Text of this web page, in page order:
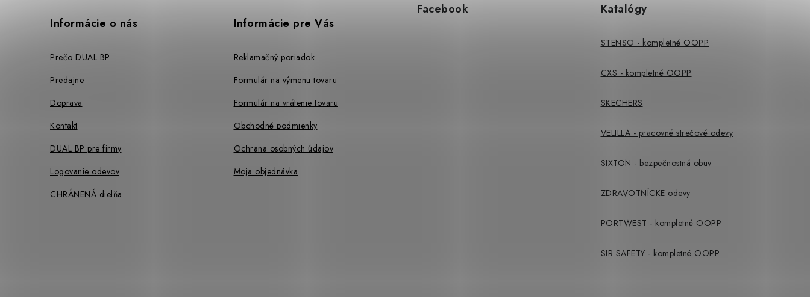
Informácie o nás
Prečo DUAL BP
Predajne
Doprava
Kontakt
DUAL BP pre firmy
Logovanie odevov
CHRÁNENÁ dielňa
Informácie pre Vás
Reklamačný poriadok
Formulár na výmenu tovaru
Formulár na vrátenie tovaru
Obchodné podmienky
Ochrana osobných údajov
Moja objednávka
Facebook Katalógy
STENSO - kompletné OOPP
CXS - kompletné OOPP
SKECHERS
VELILLA - pracovné strečové odevy
SIXTON - bezpečnostná obuv
ZDRAVOTNÍCKE odevy
PORTWEST - kompletné OOPP
SIR SAFETY - kompletné OOPP